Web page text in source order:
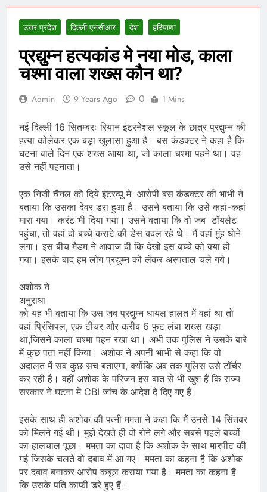
उत्तर प्रदेश दिल्ली एनसीआर देश हरियाणा
प्रद्युम्न हत्यकांड मे नया मोड, काला
चश्मा वाला शख्स कौन था?
Admin 9 Years Ago 0 1 Mins
नई दिल्ली 16 सितम्बरः रियान इंटरनेशल स्कूल के छात्र प्रद्युम्न की
हत्या कोलेकर एक बड़ा खुलासा हुआ है। बस कंडक्टर ने कहा है कि
घटना वाले दिन एक शख्स आया था, जो काला चश्मा पहने था। वह
उसे नहीं पहनाता।
एक निजी चैनल को दिये इंटरव्यू मे आरोपी बस कंडक्टर की भाभी ने
बताया कि उसका देवर डरा हुआ है। उसने बताया कि उसे कहां-कहां
मारा गया। करंट भी दिया गया। उसने बताया कि वो जब टॉयलेट
पहुंचा, तो वहां दो बच्चे कराटे की डेस बदल रहे थे। मैं वहां मुंह धोने
लगा। इस बीच मैडम ने आवाज दी कि देखो इस बच्चे को क्या हो
गया। इसके बाद हम लोग प्रद्युम्न को लेकर अस्पताल चले गये।
अशोक ने
अनुराधा
को यह भी बताया कि उस जब प्रद्युम्न घायल हालत में वहां था तो
वहां प्रिंसिपल, एक टीचर और करीब 6 फुट लंबा शख्स खड़ा
था,जिसने काला चश्मा पहन रखा था। अभी तक पुलिस ने उसके बारे
में कुछ पता नहीं किया। अशोक ने अपनी भाभी से कहा कि वो
अदालत में सब कुछ सच बताएगा, क्योंकि अब तक पुलिस उसे टॉर्चर
कर रही है। वहीं अशोक के परिजन इस बात से भी खुश हैं कि राज्य
सरकार ने घटना में CBI जांच के आदेश दे दिए गए हैं।
इसके साथ ही अशोक की पत्नी ममता ने कहा कि मैं उनसे 14 सिंतबर
को मिलने गई थी। मुझे देखते ही वो रोने लगे और सबसे पहले बच्चों
का हालचाल पूछा। ममता का दावा है कि अशोक के साथ मारपीट की
गई जिसके चलते वो दबाव में आ गए। ममता का कहना है कि अशोक
पर दबाव बनाकर आरोप कबूल कराया गया है। ममता का कहना है
कि उसके पति काफी डरे हुए हैं।